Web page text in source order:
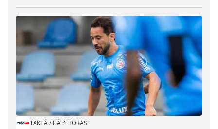
TAKTÁ/ HÁ 4 HORAS